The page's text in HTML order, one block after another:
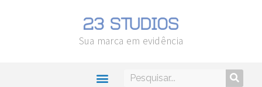
Sua marca em evidência